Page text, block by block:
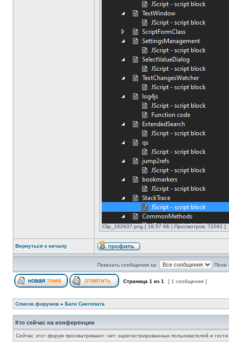
Clip_162937.png [ 18.57 КБ | Просмотров: 72091 ]
Вернуться к началу
Показать сообщения за: Поле
Страница 1 из 1 [ 1 сообщение ]
Список форумов » Баги Снегопата
Кто сейчас на конференции
Сейчас этот форум просматривают: нет зарегистрированных пользователей и